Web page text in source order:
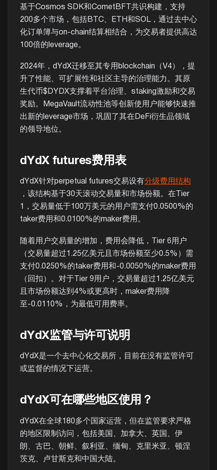
基于Cosmos SDK和CometBFT共识构建，支持
200多个市场，包括BTC、ETH和SOL，通过去中心
化订单簿与on-chain结算相结合，为交易者提供高达
100倍的leverage。
2024年，dYdX迁移至其专用blockchain（V4），提
升了性能、可扩展性和社区主导的治理能力。其原
生代币$DYDX支撑着平台治理、staking激励和交易
奖励。MegaVault流动性池等创新使用户能够快速推
出新的leverage市场，巩固了其在DeFi衍生品领域
的领导地位。
dYdX futures费用表
dYdX针对perpetual futures交易设有 分级费用结构
，该结构基于30天滚动交易量和市场份额。在Tier
1，交易量低于100万美元的用户需支付0.0500%的
taker费用和0.0100%的maker费用。
随着用户交易量的增加，费用会降低，Tier 6用户
（交易量超过1.25亿美元且市场份额至少0.5%）需
支付0.0250%的taker费用和-0.0050%的maker费用
（回扣）。对于Tier 9用户，交易量超过1.25亿美元
且市场份额达到4%或更高时，maker费用降
至-0.0110%，为最低可用费率。
dYdX监管与许可说明
dYdX是一个去中心化交易所，目前在没有监管许可
或监督的情况下运营。
dYdX可在哪些地区使用？
dYdX在全球180多个国家运营，但在监管要求严格
的地区限制访问，包括美国、加拿大、英国、伊
朗、古巴、朝鲜、叙利亚、缅甸、克里米亚、顿涅
茨克、卢甘斯克和中国大陆。